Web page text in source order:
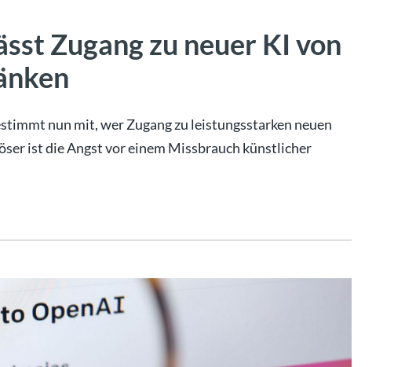
Zugang zu neuer KI von
nun mit, wer Zugang zu leistungsstarken neuen
ist die Angst vor einem Missbrauch künstlicher